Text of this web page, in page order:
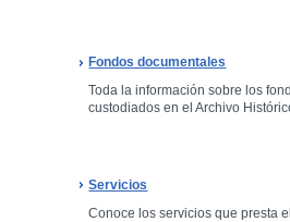
Fondos documentales
Toda la información sobre los
custodiados en el Archivo
Servicios
Conoce los servicios que presta